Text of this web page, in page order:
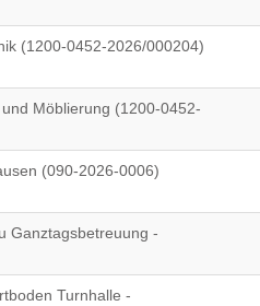
(1200-0452-2026/000204)
Möblierung (1200-0452-
(090-2026-0006)
Ganztagsbetreuung -
Turnhalle -